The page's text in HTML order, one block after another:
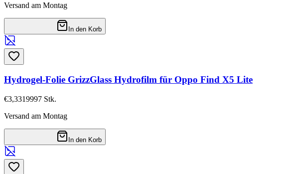
Versand am Montag
In den Korb
Hydrogel-Folie GrizzGlass Hydrofilm für Oppo Find X5 Lite
€3,3319997 Stk.
Versand am Montag
In den Korb